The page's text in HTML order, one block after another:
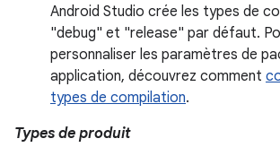
Android Studio crée les types de
"debug" et "release" par défaut.
personnaliser les paramètres de
application, découvrez comment
types de compilation.
Types de produit